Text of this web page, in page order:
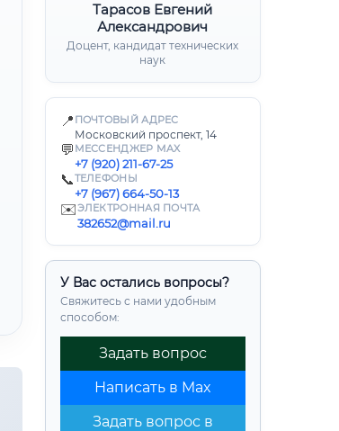
Тарасов Евгений
Александрович
Доцент, кандидат технических
наук
📍 ПОЧТОВЫЙ АДРЕС
Московский проспект, 14
💬 МЕССЕНДЖЕР MAX
+7 (920) 211-67-25
📞ТЕЛЕФОНЫ
+7 (967) 664-50-13
✉️ЭЛЕКТРОННАЯ ПОЧТА
382652@mail.ru
У Вас остались вопросы?
Свяжитесь с нами удобным
способом:
Задать вопрос
Написать в Max
Задать вопрос в